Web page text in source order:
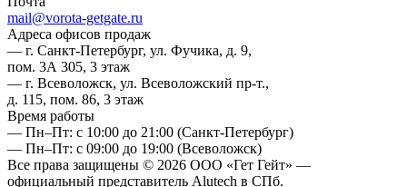
mail@vorota-getgate.ru
Адреса офисов продаж
— г. Санкт-Петербург, ул. Фучика, д. 9,
пом. 3А 305, 3 этаж
— г. Всеволожск, ул. Всеволожский пр-т.,
д. 115, пом. 86, 3 этаж
Время работы
— Пн–Пт: с 10:00 до 21:00 (Санкт-Петербург)
— Пн–Пт: с 09:00 до 19:00 (Всеволожск)
Все права защищены © 2026 ООО «Гет Гейт» —
официальный представитель Alutech в СПб.